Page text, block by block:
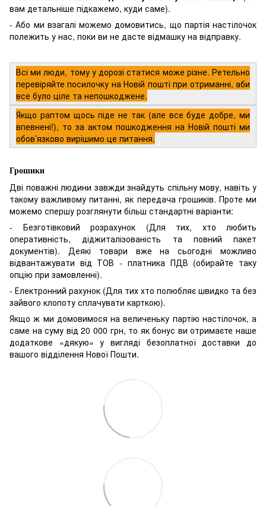
вам детальніше підкажемо, куди саме).
- Або ми взагалі можемо домовитись, що партія настілочок
полежить у нас, поки ви не дасте відмашку на відправку.
Всі ми люди, тому у дорозі статися може різне. Ретельно
перевіряйте посилочку на Новій пошті при отриманні, аби
все було ціле та непошкоджене.
Якщо раптом щось піде не так (але все буде добре, ми
впевнені!), то за актом пошкодження на Новій пошті ми
обов’язково вирішимо це питання.
Грошики
Дві поважні людини завжди знайдуть спільну мову, навіть у
такому важливому питанні, як передача грошиків. Проте ми
можемо спершу розглянути більш стандартні варіанти:
- Безготівковий розрахунок (Для тих, хто любить
оперативність, діджиталізованість та повний пакет
документів). Деякі товари вже на сьогодні можливо
відвантажувати від ТОВ - платника ПДВ (обирайте таку
опцію при замовленні).
- Електронний рахунок (Для тих хто полюбляє швидко та без
зайвого клопоту сплачувати карткою).
Якщо ж ми домовимося на величеньку партію настілочок, а
саме на суму від 20 000 грн, то як бонус ви отримаєте наше
додаткове «дякую» у вигляді безоплатної доставки до
вашого відділення Нової Пошти.